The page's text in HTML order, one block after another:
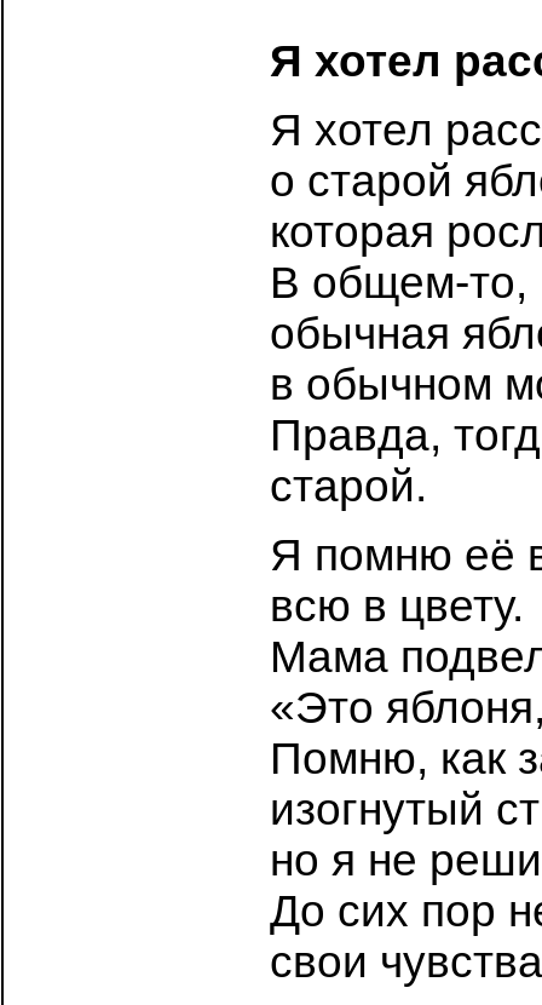
Я хотел
Я хотел
о старой
которая
В общем-то,
обычная
в обычном
Правда,
старой.
Я помню её
всю в цвету.
Мама
«Это
Помню, как
изогнутый
но я не
До сих пор
свои